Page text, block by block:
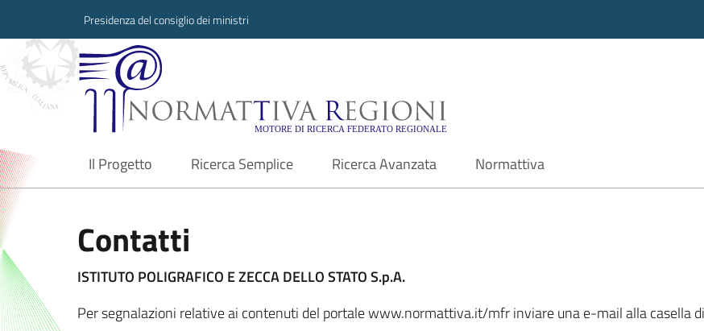
Presidenza del consiglio dei ministri
Normattiva Regioni - Motore di
Il Progetto
current Ricerca Semplice Ricerca Avanzata Normattiva
Contatti
ISTITUTO POLIGRAFICO E ZECCA DELLO STATO S.p.A.
Per segnalazioni relative ai contenuti del portale www.normattiva.it/mfr inviare una e-mail alla casella